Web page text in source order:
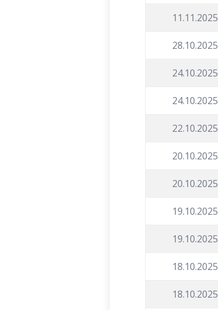
11.11.2025
28.10.2025
24.10.2025
24.10.2025
22.10.2025
20.10.2025
20.10.2025
19.10.2025
19.10.2025
18.10.2025
18.10.2025